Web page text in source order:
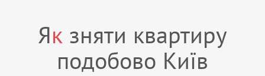
Як зняти квартиру
подобово Київ